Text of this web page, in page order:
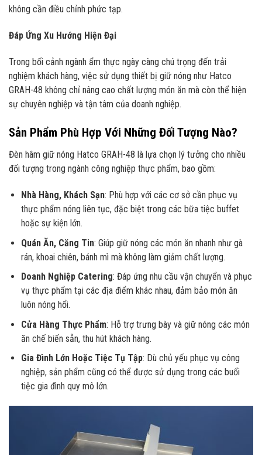
không cần điều chỉnh phức tạp.
Đáp Ứng Xu Hướng Hiện Đại
Trong bối cảnh ngành ẩm thực ngày càng chú trọng đến trải
nghiệm khách hàng, việc sử dụng thiết bị giữ nóng như Hatco
GRAH-48 không chỉ nâng cao chất lượng món ăn mà còn thể hiện
sự chuyên nghiệp và tận tâm của doanh nghiệp.
Sản Phẩm Phù Hợp Với Những Đối Tượng Nào?
Đèn hâm giữ nóng Hatco GRAH-48 là lựa chọn lý tưởng cho nhiều
đối tượng trong ngành công nghiệp thực phẩm, bao gồm:
Nhà Hàng, Khách Sạn: Phù hợp với các cơ sở cần phục vụ
thực phẩm nóng liên tục, đặc biệt trong các bữa tiệc buffet
hoặc sự kiện lớn.
Quán Ăn, Căng Tin: Giúp giữ nóng các món ăn nhanh như gà
rán, khoai chiên, bánh mì mà không làm giảm chất lượng.
Doanh Nghiệp Catering: Đáp ứng nhu cầu vận chuyển và phục
vụ thực phẩm tại các địa điểm khác nhau, đảm bảo món ăn
luôn nóng hổi.
Cửa Hàng Thực Phẩm: Hỗ trợ trưng bày và giữ nóng các món
ăn chế biến sẵn, thu hút khách hàng.
Gia Đình Lớn Hoặc Tiệc Tụ Tập: Dù chủ yếu phục vụ công
nghiệp, sản phẩm cũng có thể được sử dụng trong các buổi
tiệc gia đình quy mô lớn.